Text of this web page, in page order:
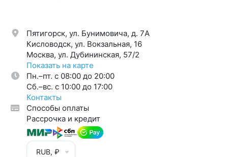
Пятигорск, ул. Бунимовича, д. 7A
Кисловодск, ул. Вокзальная, 16
Москва, ул. Дубининская, 57/2
Показать на карте
Пн.–пт. с 08:00 до 20:00
Cб.–вс. с 10:00 до 17:00
Контакты
Способы оплаты
Рассрочка и кредит
RUB, ₽